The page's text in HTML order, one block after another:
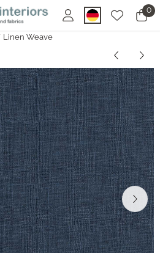
geschlossen. 0
Linen Weave